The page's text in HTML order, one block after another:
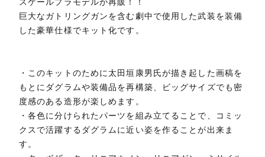
巨大なガトリングガンを含む劇中で使用した武装を装備
した豪華仕様でキット化です。
・このキットのために太田垣康男氏が描き起した画稿を
もとにダグラムや装備品を再構築、ビッグサイズでも密
度感のある造形が楽しめます。
・各色に分けられたパーツを組み立てることで、コミッ
クスで活躍するダグラムに近い姿を作ることが出来ま
す。